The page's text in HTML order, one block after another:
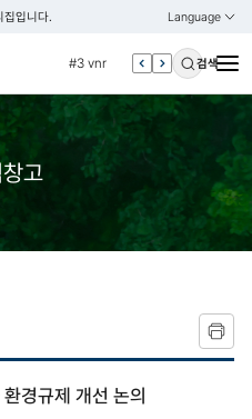
집입니다. Language
열기
KOREAN
ENGLISH
#3 vnr
#4 관세
#5 esg
#6 빈곤
#5 esg
#6 빈곤
검색
고
경규제 개선 논의